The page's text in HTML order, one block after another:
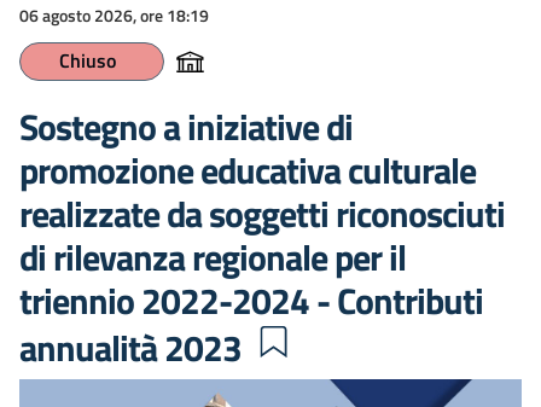
06 agosto 2026, ore 18:19
Chiuso
Sostegno a iniziative di
promozione educativa culturale
realizzate da soggetti riconosciuti
di rilevanza regionale per il
triennio 2022-2024 - Contributi
annualità 2023